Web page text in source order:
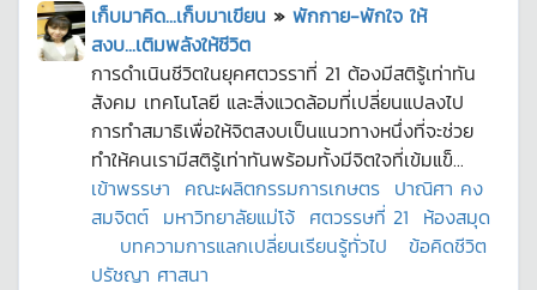
เก็บมาคิด...เก็บมาเขียน » พักกาย-พักใจ ให้
สงบ...เติมพลังให้ชีวิต
การดำเนินชีวิตในยุคศตวรราที่ 21 ต้องมีสติรู้เท่าทัน
สังคม เทคโนโลยี และสิ่งแวดล้อมที่เปลี่ยนแปลงไป
การทำสมาธิเพื่อให้จิตสงบเป็นแนวทางหนึ่งที่จะช่วย
ทำให้คนเรามีสติรู้เท่าทันพร้อมทั้งมีจิตใจที่เข้มแข็...
เข้าพรรษา คณะผลิตกรรมการเกษตร ปาณิศา คง
สมจิตต์ มหาวิทยาลัยแม่โจ้ ศตวรรษที่ 21 ห้องสมุด
บทความการแลกเปลี่ยนเรียนรู้ทั่วไป
ข้อคิดชีวิต
ปรัชญา ศาสนา